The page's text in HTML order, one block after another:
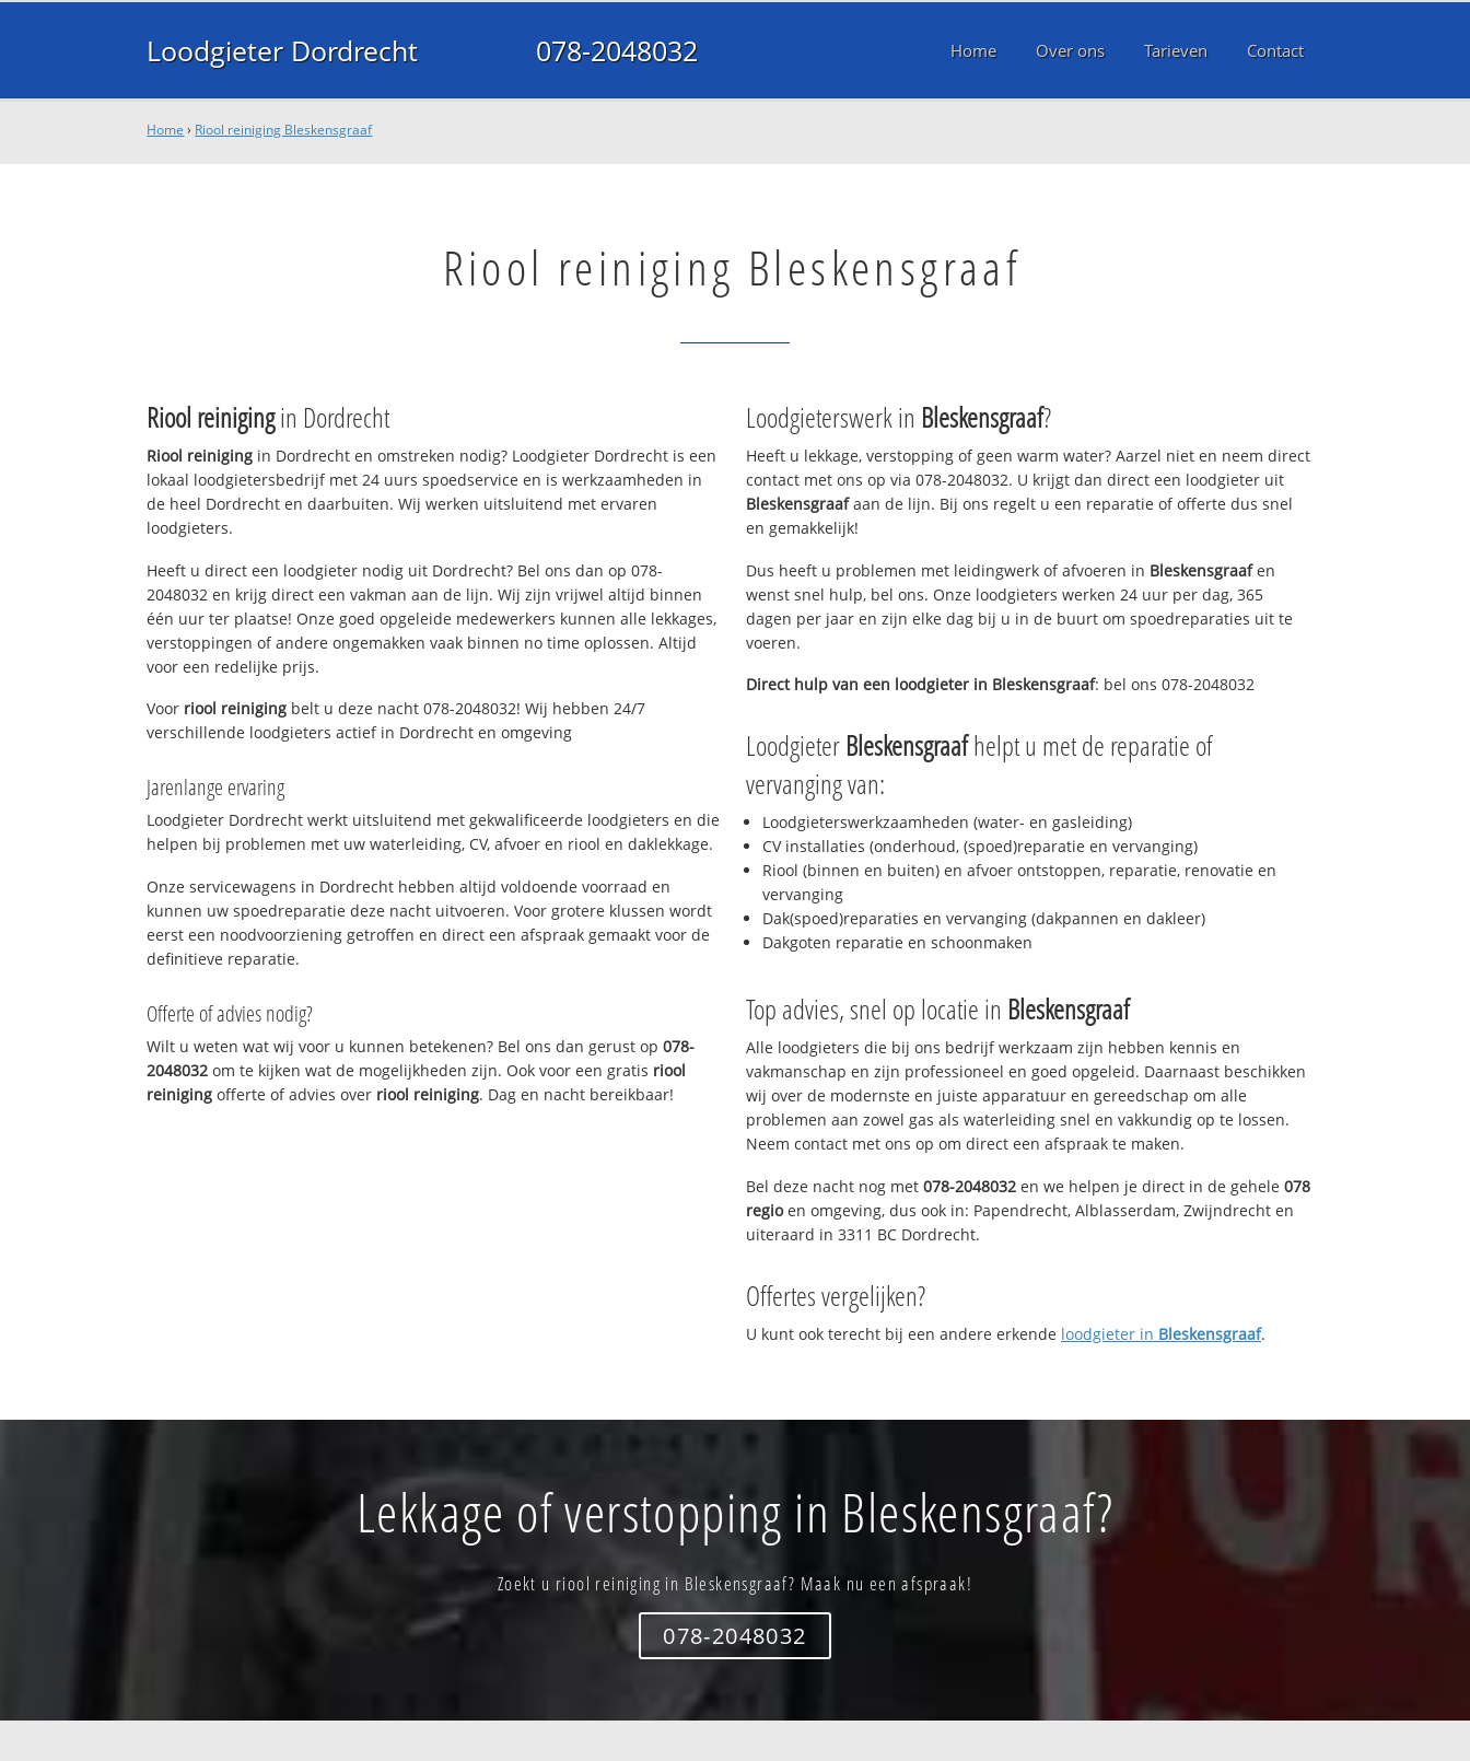
Loodgieter Dordrecht 078-2048032 Home Over ons Tarieven Contact
Home › Riool reiniging Bleskensgraaf
Riool reiniging Bleskensgraaf
Riool reinigingin Dordrecht
Riool reiniging in Dordrecht en omstreken nodig? Loodgieter Dordrecht is een
lokaal loodgietersbedrijf met 24 uurs spoedservice en is werkzaamheden in
de heel Dordrecht en daarbuiten. Wij werken uitsluitend met ervaren
loodgieters.
Heeft u direct een loodgieter nodig uit Dordrecht? Bel ons dan op 078-
2048032 en krijg direct een vakman aan de lijn. Wij zijn vrijwel altijd binnen
één uur ter plaatse! Onze goed opgeleide medewerkers kunnen alle lekkages,
verstoppingen of andere ongemakken vaak binnen no time oplossen. Altijd
voor een redelijke prijs.
Voor riool reiniging belt u deze nacht 078-2048032! Wij hebben 24/7
verschillende loodgieters actief in Dordrecht en omgeving
Jarenlange ervaring
Loodgieter Dordrecht werkt uitsluitend met gekwalificeerde loodgieters en die
helpen bij problemen met uw waterleiding, CV, afvoer en riool en daklekkage.
Onze servicewagens in Dordrecht hebben altijd voldoende voorraad en
kunnen uw spoedreparatie deze nacht uitvoeren. Voor grotere klussen wordt
eerst een noodvoorziening getroffen en direct een afspraak gemaakt voor de
definitieve reparatie.
Offerte of advies nodig?
Wilt u weten wat wij voor u kunnen betekenen? Bel ons dan gerust op078-
2048032 om te kijken wat de mogelijkheden zijn. Ook voor een gratis riool
reiniging offerte of advies over riool reiniging. Dag en nacht bereikbaar!
Loodgieterswerk in Bleskensgraaf?
Heeft u lekkage, verstopping of geen warm water? Aarzel niet en neem direct
contact met ons op via 078-2048032. U krijgt dan direct een loodgieter uit
Bleskensgraafaan de lijn. Bij ons regelt u een reparatie of offerte dus snel
en gemakkelijk!
Dus heeft u problemen met leidingwerk of afvoeren in Bleskensgraafen
wenst snel hulp, bel ons. Onze loodgieters werken 24 uur per dag, 365
dagen per jaar en zijn elke dag bij u in de buurt om spoedreparaties uit te
voeren.
Direct hulp van een loodgieter in Bleskensgraaf: bel ons 078-2048032
Loodgieter Bleskensgraafhelpt u met de reparatie of
vervanging van:
Loodgieterswerkzaamheden (water- en gasleiding)
CV installaties (onderhoud, (spoed)reparatie en vervanging)
Riool (binnen en buiten) en afvoer ontstoppen, reparatie, renovatie en
vervanging
Dak(spoed)reparaties en vervanging (dakpannen en dakleer)
Dakgoten reparatie en schoonmaken
Top advies, snel op locatie in Bleskensgraaf
Alle loodgieters die bij ons bedrijf werkzaam zijn hebben kennis en
vakmanschap en zijn professioneel en goed opgeleid. Daarnaast beschikken
wij over de modernste en juiste apparatuur en gereedschap om alle
problemen aan zowel gas als waterleiding snel en vakkundig op te lossen.
Neem contact met ons op om direct een afspraak te maken.
Bel deze nacht nog met 078-2048032 en we helpen je direct in de gehele 078
regioen omgeving, dus ook in: Papendrecht, Alblasserdam, Zwijndrecht en
uiteraard in 3311 BC Dordrecht.
Offertes vergelijken?
U kunt ook terecht bij een andere erkende loodgieter in Bleskensgraaf.
Lekkage of verstopping in Bleskensgraaf?
Zoekt u riool reiniging in Bleskensgraaf? Maak nu een afspraak!
078-2048032